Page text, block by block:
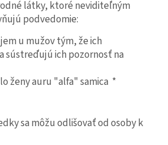
látky, ktoré neviditeľným
podvedomie:
u mužov tým, že ich
sústreďujú ich pozornosť na
ženy auru "alfa" samica *
sa môžu odlišovať od osoby k